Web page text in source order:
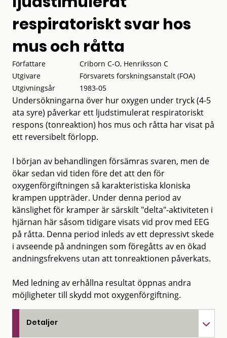
respiratoriskt svar hos
mus och råtta
Författare
Criborn C-O, Henriksson C
Utgivare
Försvarets forskningsanstalt (FOA)
Utgivningsår
1983-05
Undersökningarna över hur oxygen under tryck (4-5
ata syre) påverkar ett ljudstimulerat respiratoriskt
respons (tonreaktion) hos mus och råtta har visat på
ett reversibelt förlopp.
I början av behandlingen försämras svaren, men de
ökar sedan vid tiden före det att den för
oxygenförgiftningen så karakteristiska kloniska
krampen uppträder. Under denna period av
känslighet för kramper är särskilt "delta"-aktiviteten i
hjärnan här såsom tidigare visats vid prov med EEG
på råtta. Denna period inleds av ett depressivt skede
i avseende på andningen som föregåtts av en ökad
andningsfrekvens utan att tonreaktionen påverkats.
Med ledning av erhållna resultat öppnas andra
möjligheter till skydd mot oxygenförgiftning.
Detaljer